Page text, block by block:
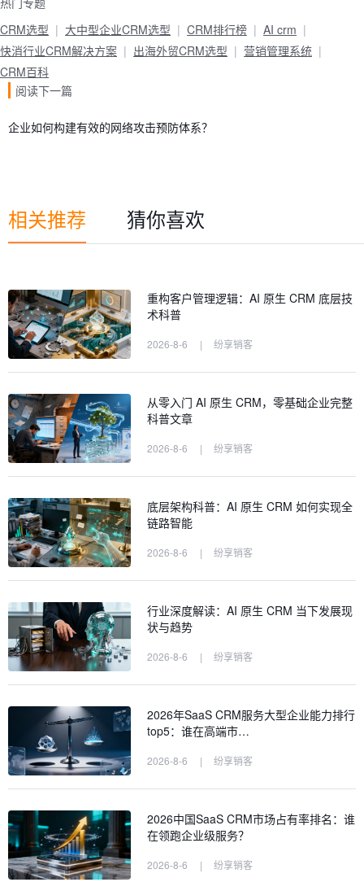
CRM选型
大中型企业CRM选型 CRM排行榜
AI crm
快消行业CRM解决方案
出海外贸CRM选型
营销管理系统
CRM百科
阅读下一篇
企业如何构建有效的网络攻击预防体系？
相关推荐 猜你喜欢
重构客户管理逻辑：AI 原生 CRM 底层技
术科普
2026-8-6 | 纷享销客
从零入门 AI 原生 CRM，零基础企业完整
科普文章
2026-8-6 | 纷享销客
底层架构科普：AI 原生 CRM 如何实现全
链路智能
2026-8-6 | 纷享销客
行业深度解读：AI 原生 CRM 当下发展现
状与趋势
2026-8-6 | 纷享销客
2026年SaaS CRM服务大型企业能力排行
top5：谁在高端市…
2026-8-6 | 纷享销客
2026中国SaaS CRM市场占有率排名：谁
在领跑企业级服务？
2026-8-6 | 纷享销客